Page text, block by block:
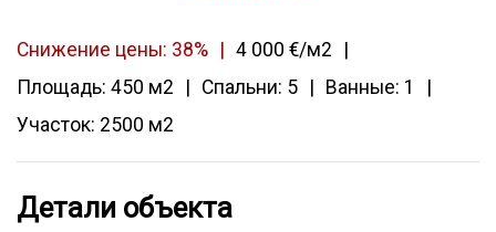
Снижение цены: 38%
4 000 €/м2
Площадь: 450 м2
Спальни: 5
Ванные: 1
Участок: 2500 м2
Детали объекта